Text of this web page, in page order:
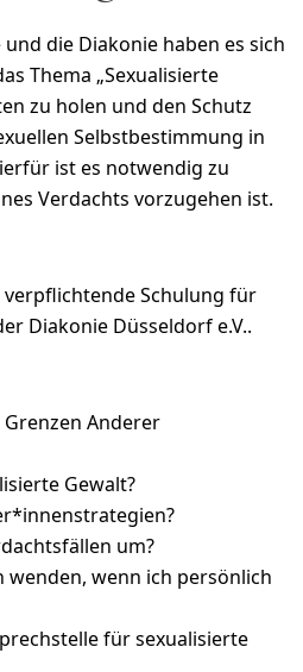
die Diakonie haben es sich
Thema „Sexualisierte
zu holen und den Schutz
Selbstbestimmung in
ist es notwendig zu
Verdachts vorzugehen ist.
verpflichtende Schulung für
Diakonie Düsseldorf e.V..
Anderer
Gewalt?
um?
wenden, wenn ich persönlich
für sexualisierte